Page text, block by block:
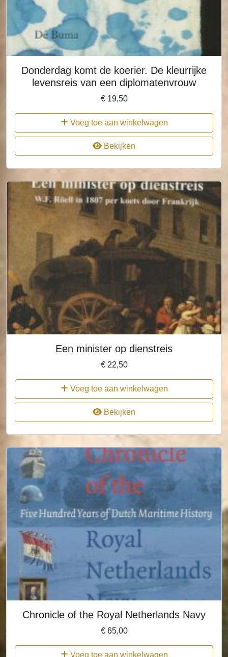
Donderdag komt de koerier. De kleurrijke
levensreis van een diplomatenvrouw
€19,50
Voeg toe aan winkelwagen
Bekijken
Een minister op dienstreis
€22,50
Voeg toe aan winkelwagen
Bekijken
Chronicle of the Royal Netherlands Navy
€65,00
Voeg toe aan winkelwagen